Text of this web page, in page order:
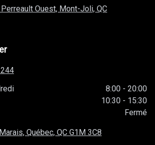
Ouest, Mont-Joli, QC
8:00 - 20:00
10:30 - 15:30
Fermé
Québec, QC G1M 3C8